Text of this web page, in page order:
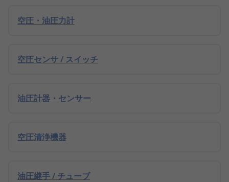
空圧・油圧力計
空圧センサ / スイッチ
油圧計器・センサー
空圧清浄機器
油圧継手 / チューブ